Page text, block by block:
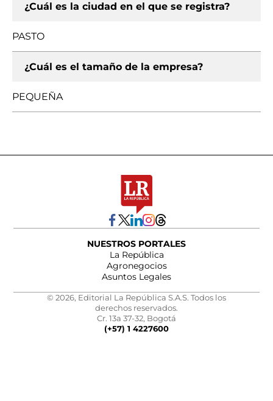
¿Cuál es la ciudad en el que se registra?
PASTO
¿Cuál es el tamaño de la empresa?
PEQUEÑA
NUESTROS PORTALES
La República
Agronegocios
Asuntos Legales
© 2026, Editorial La República S.A.S. Todos los
derechos reservados.
Cr. 13a 37-32, Bogotá
(+57) 1 4227600